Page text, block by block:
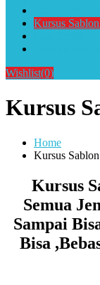
Kursus
Wishlist(0)
Kursus
Home
Kursus
Kursus
Semua
Sampai
Bisa